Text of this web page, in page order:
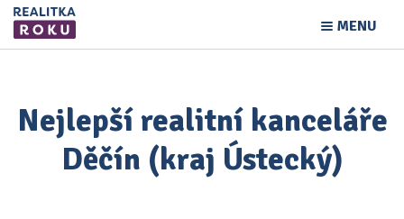
MENU
Nejlepší realitní kanceláře
Děčín (kraj Ústecký)